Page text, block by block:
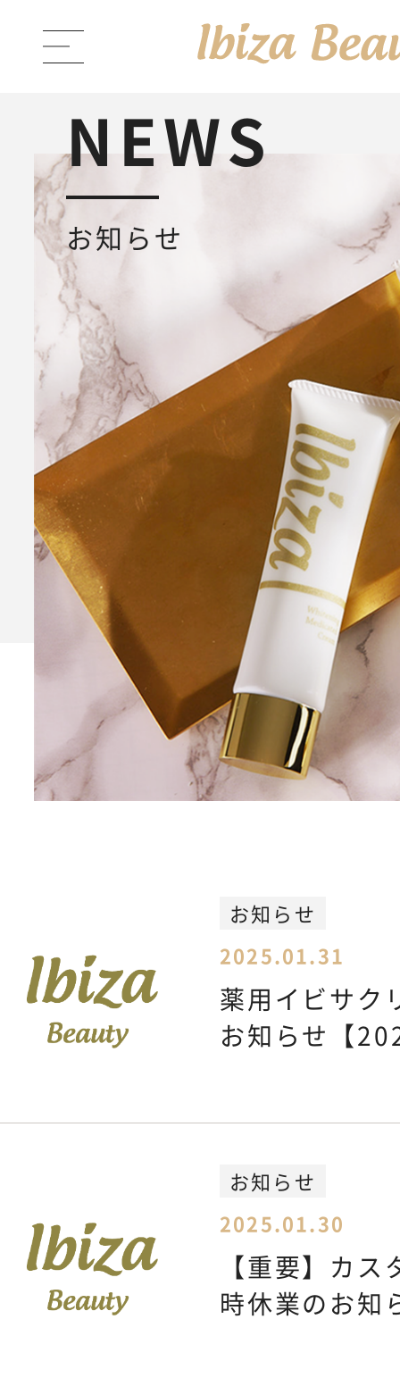
ABOUT Ibiza Beauty ブラ
CONTENTS コンテンツサイト
ボディケア
NEWSお知らせ
CONTACT お問い合わせ
PRODUCTS 商品一覧
Ibiza Cream薬用イビサク
Ibiza Serum Pro薬用イビ
Ibiza Soap 薬用イビサソープ
Ibiza Deodorant薬用イ
Ibiza Body Scrub薬用イ
Ibiza Hair Removal
薬用イビサヘアーリムーバルクリ
NEWS
お知らせ
お知らせ
2025.01.31
薬用イビサク
お知らせ【
お知らせ
2025.01.30
【重要】カ
時休業のお知